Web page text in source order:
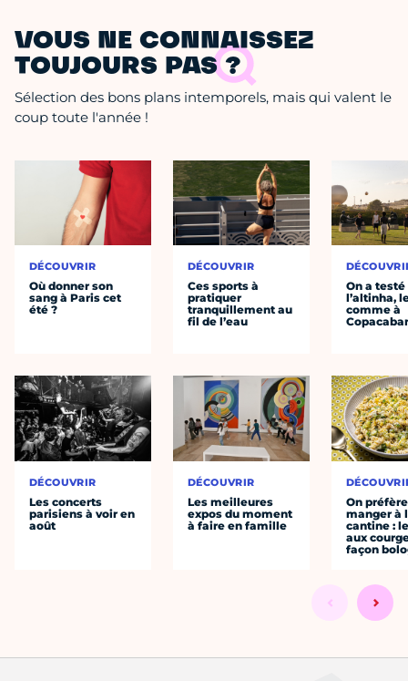
VOUS NE CONNAISSEZ
TOUJOURS PAS ?
Sélection des bons plans intemporels, mais qui valent le
coup toute l'année !
DÉCOUVRIR
Où donner son
sang à Paris cet
été ?
DÉCOUVRIR
Les concerts
parisiens à voir en
août
DÉCOUVRIR
Ces sports à
pratiquer
tranquillement au
fil de l’eau
DÉCOUVRIR
Les meilleures
expos du moment
à faire en famille
On a testé
l’altinha,
comme à
On préfère
manger à
cantine :
aux
façon